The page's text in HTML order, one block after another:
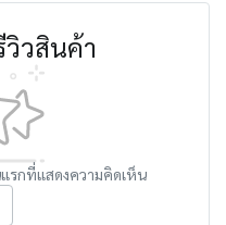
วสินค้า
รกที่แสดงความคิดเห็น